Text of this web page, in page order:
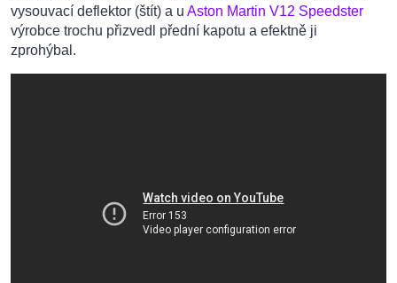
vysouvací deflektor (štít) a u Aston Martin V12 Speedster
výrobce trochu přizvedl přední kapotu a efektně ji
zprohýbal.